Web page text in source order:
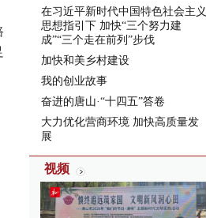
在习近平新时代中国特色社会主义
思想指引下 加快“三个努力建
成”“三个走在前列”步伐
加快和美乡村建设
我的创业故事
奋进的唐山·“十四五”答卷
大力优化营商环境 加快高质量发
展
视频